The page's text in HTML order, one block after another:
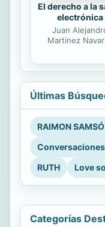
El derecho a la
electrónica
Juan
Martínez
Últimas
RAIMON SAMSÓ
RUTH
Love
Categorías